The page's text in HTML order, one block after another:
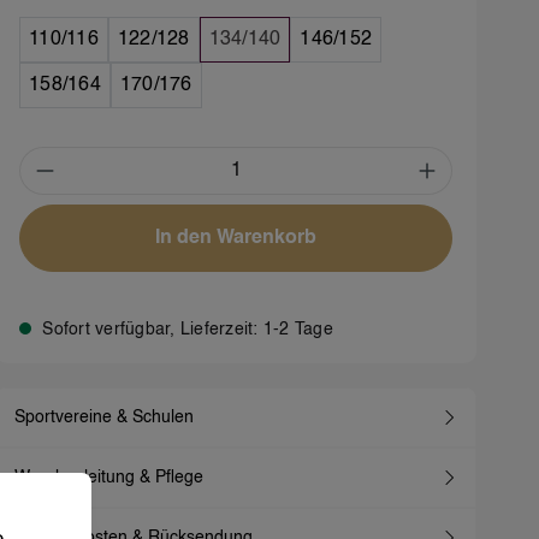
110/116 122/128 134/140 146/152
158/164 170/176
Produkt Anzahl: Gib den
In den Warenkorb
Sofort verfügbar, Lieferzeit: 1-2 Tage
Sportvereine & Schulen
Waschanleitung & Pflege